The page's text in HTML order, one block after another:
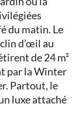
du matin. Le
d’œil au
de 24 m²
par la Winter
Partout, le
luxe attaché